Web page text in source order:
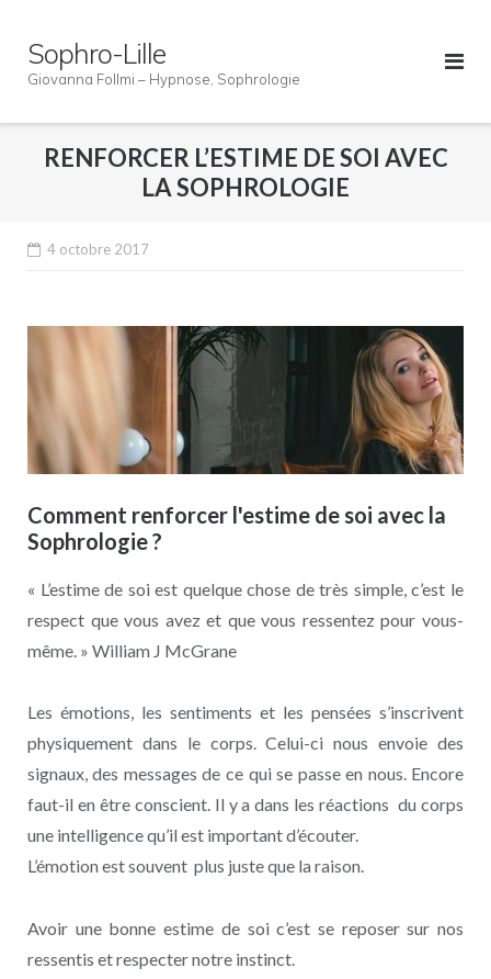
contentSophro-Lille
Giovanna Follmi – Hypnose, Sophrologie
RENFORCER L’ESTIME DE SOI AVEC
LA SOPHROLOGIE
4 octobre 2017
Comment renforcer l'estime de soi avec la
Sophrologie ?
« L’estime de soi est quelque chose de très simple, c’est le
respect que vous avez et que vous ressentez pour vous-
même. » William J McGrane
Les émotions, les sentiments et les pensées s’inscrivent
physiquement dans le corps. Celui-ci nous envoie des
signaux, des messages de ce qui se passe en nous. Encore
faut-il en être conscient. Il y a dans les réactions du corps
une intelligence qu’il est important d’écouter.
L’émotion est souvent plus juste que la raison.
Avoir une bonne estime de soi c’est se reposer sur nos
ressentis et respecter notre instinct.